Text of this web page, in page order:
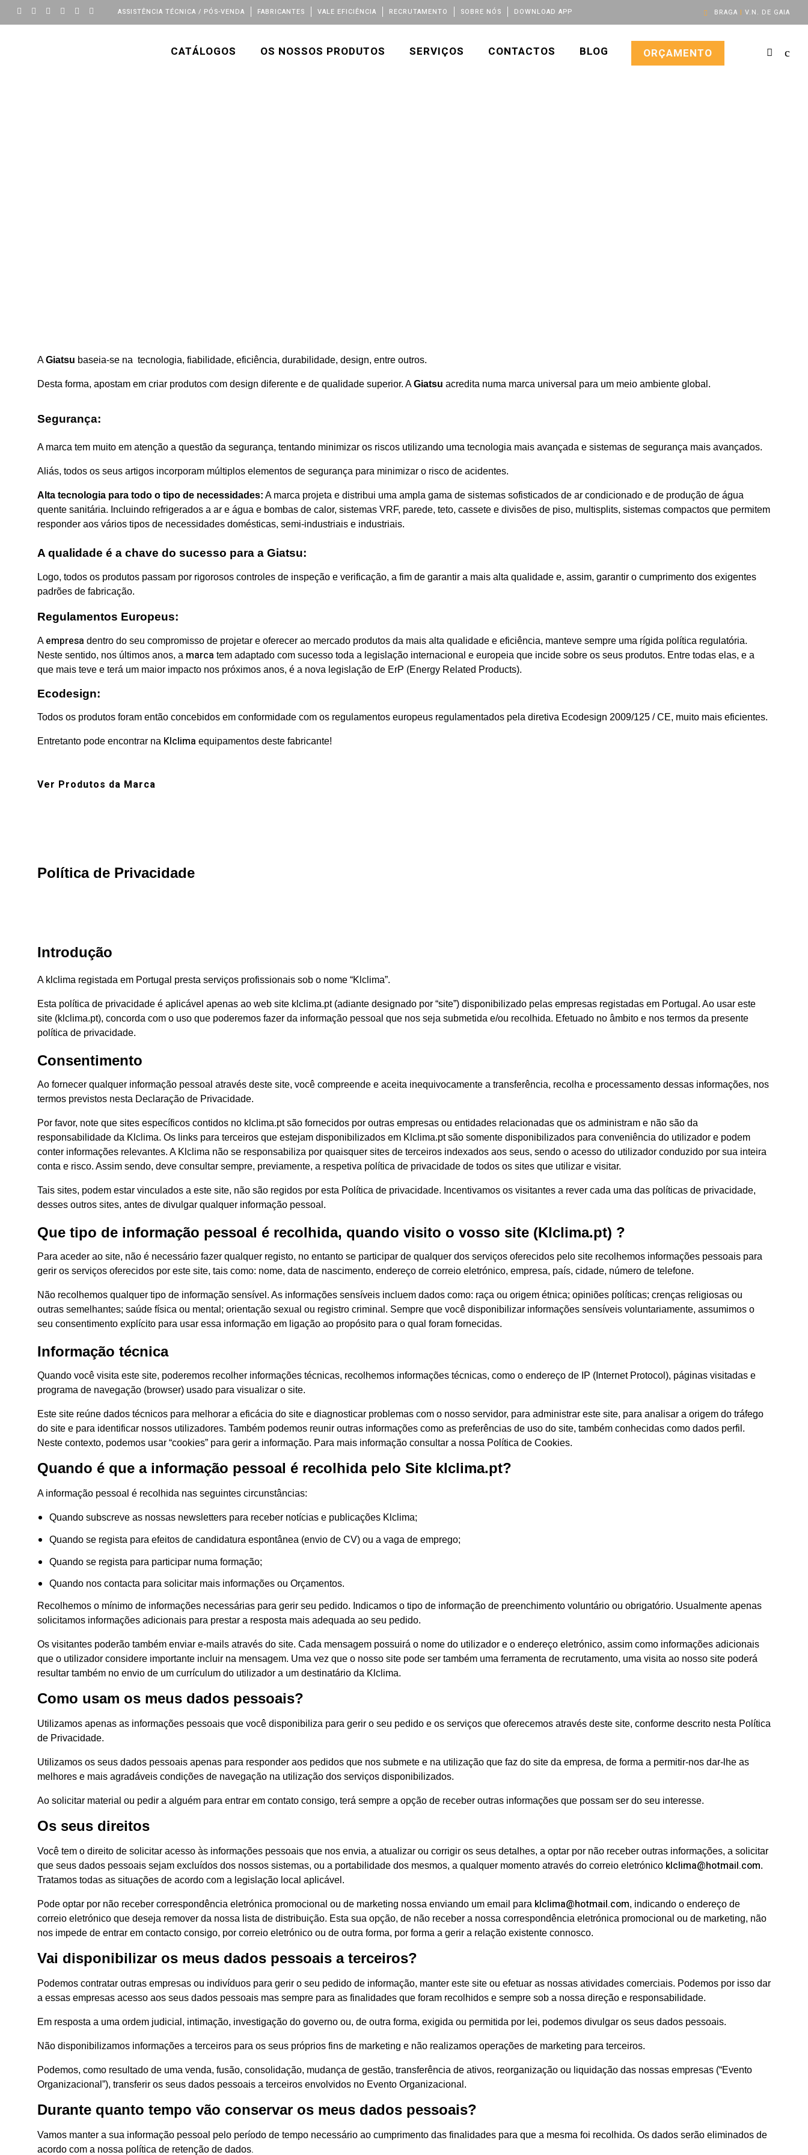
BRAGA | V.N. DE GAIA
ASSISTÊNCIA TÉCNICA / PÓS-VENDA FABRICANTES VALE EFICIÊNCIA RECRUTAMENTO SOBRE NÓS DOWNLOAD APP
CATÁLOGOS OS NOSSOS PRODUTOS SERVIÇOS CONTACTOS BLOG ORÇAMENTO
AGiatsu baseia-se na tecnologia, fiabilidade, eficiência, durabilidade, design, entre outros.
Desta forma, apostam em criar produtos com design diferente e de qualidade superior. AGiatsu acredita numa marca universal para um meio ambiente global.
Segurança:
A marca tem muito em atenção a questão da segurança, tentando minimizar os riscos utilizando uma tecnologia mais avançada e sistemas de segurança mais avançados.
Aliás, todos os seus artigos incorporam múltiplos elementos de segurança para minimizar o risco de acidentes.
Alta tecnologia para todo o tipo de necessidades: A marca projeta e distribui uma ampla gama de sistemas sofisticados de ar condicionado e de produção de água
quente sanitária. Incluindo refrigerados a ar e água e bombas de calor, sistemas VRF, parede, teto, cassete e divisões de piso, multisplits, sistemas compactos que permitem
responder aos vários tipos de necessidades domésticas, semi-industriais e industriais.
A qualidade é a chave do sucesso para a Giatsu:
Logo, todos os produtos passam por rigorosos controles de inspeção e verificação, a fim de garantir a mais alta qualidade e, assim, garantir o cumprimento dos exigentes
padrões de fabricação.
Regulamentos Europeus:
A empresa dentro do seu compromisso de projetar e oferecer ao mercado produtos da mais alta qualidade e eficiência, manteve sempre uma rígida política regulatória.
Neste sentido, nos últimos anos, a marca tem adaptado com sucesso toda a legislação internacional e europeia que incide sobre os seus produtos. Entre todas elas, e a
que mais teve e terá um maior impacto nos próximos anos, é a nova legislação de ErP (Energy Related Products).
Ecodesign:
Todos os produtos foram então concebidos em conformidade com os regulamentos europeus regulamentados pela diretiva Ecodesign 2009/125 / CE, muito mais eficientes.
Entretanto pode encontrar na Klclima equipamentos deste fabricante!
Ver Produtos da Marca
Política de Privacidade
Introdução
A klclima registada em Portugal presta serviços profissionais sob o nome “Klclima”.
Esta política de privacidade é aplicável apenas ao web site klclima.pt (adiante designado por “site”) disponibilizado pelas empresas registadas em Portugal. Ao usar este
site (klclima.pt), concorda com o uso que poderemos fazer da informação pessoal que nos seja submetida e/ou recolhida. Efetuado no âmbito e nos termos da presente
política de privacidade.
Consentimento
Ao fornecer qualquer informação pessoal através deste site, você compreende e aceita inequivocamente a transferência, recolha e processamento dessas informações, nos
termos previstos nesta Declaração de Privacidade.
Por favor, note que sites específicos contidos no klclima.pt são fornecidos por outras empresas ou entidades relacionadas que os administram e não são da
responsabilidade da Klclima. Os links para terceiros que estejam disponibilizados em Klclima.pt são somente disponibilizados para conveniência do utilizador e podem
conter informações relevantes. A Klclima não se responsabiliza por quaisquer sites de terceiros indexados aos seus, sendo o acesso do utilizador conduzido por sua inteira
conta e risco. Assim sendo, deve consultar sempre, previamente, a respetiva política de privacidade de todos os sites que utilizar e visitar.
Tais sites, podem estar vinculados a este site, não são regidos por esta Política de privacidade. Incentivamos os visitantes a rever cada uma das políticas de privacidade,
desses outros sites, antes de divulgar qualquer informação pessoal.
Que tipo de informação pessoal é recolhida, quando visito o vosso site (Klclima.pt) ?
Para aceder ao site, não é necessário fazer qualquer registo, no entanto se participar de qualquer dos serviços oferecidos pelo site recolhemos informações pessoais para
gerir os serviços oferecidos por este site, tais como: nome, data de nascimento, endereço de correio eletrónico, empresa, país, cidade, número de telefone.
Não recolhemos qualquer tipo de informação sensível. As informações sensíveis incluem dados como: raça ou origem étnica; opiniões políticas; crenças religiosas ou
outras semelhantes; saúde física ou mental; orientação sexual ou registro criminal. Sempre que você disponibilizar informações sensíveis voluntariamente, assumimos o
seu consentimento explícito para usar essa informação em ligação ao propósito para o qual foram fornecidas.
Informação técnica
Quando você visita este site, poderemos recolher informações técnicas, recolhemos informações técnicas, como o endereço de IP (Internet Protocol), páginas visitadas e
programa de navegação (browser) usado para visualizar o site.
Este site reúne dados técnicos para melhorar a eficácia do site e diagnosticar problemas com o nosso servidor, para administrar este site, para analisar a origem do tráfego
do site e para identificar nossos utilizadores. Também podemos reunir outras informações como as preferências de uso do site, também conhecidas como dados perfil.
Neste contexto, podemos usar “cookies” para gerir a informação. Para mais informação consultar a nossa Política de Cookies.
Quando é que a informação pessoal é recolhida pelo Site klclima.pt?
A informação pessoal é recolhida nas seguintes circunstâncias:
Quando subscreve as nossas newsletters para receber notícias e publicações Klclima;
Quando se regista para efeitos de candidatura espontânea (envio de CV) ou a vaga de emprego;
Quando se regista para participar numa formação;
Quando nos contacta para solicitar mais informações ou Orçamentos.
Recolhemos o mínimo de informações necessárias para gerir seu pedido. Indicamos o tipo de informação de preenchimento voluntário ou obrigatório. Usualmente apenas
solicitamos informações adicionais para prestar a resposta mais adequada ao seu pedido.
Os visitantes poderão também enviar e-mails através do site. Cada mensagem possuirá o nome do utilizador e o endereço eletrónico, assim como informações adicionais
que o utilizador considere importante incluir na mensagem. Uma vez que o nosso site pode ser também uma ferramenta de recrutamento, uma visita ao nosso site poderá
resultar também no envio de um currículum do utilizador a um destinatário da Klclima.
Como usam os meus dados pessoais?
Utilizamos apenas as informações pessoais que você disponibiliza para gerir o seu pedido e os serviços que oferecemos através deste site, conforme descrito nesta Política
de Privacidade.
Utilizamos os seus dados pessoais apenas para responder aos pedidos que nos submete e na utilização que faz do site da empresa, de forma a permitir-nos dar-lhe as
melhores e mais agradáveis condições de navegação na utilização dos serviços disponibilizados.
Ao solicitar material ou pedir a alguém para entrar em contato consigo, terá sempre a opção de receber outras informações que possam ser do seu interesse.
Os seus direitos
Você tem o direito de solicitar acesso às informações pessoais que nos envia, a atualizar ou corrigir os seus detalhes, a optar por não receber outras informações, a solicitar
que seus dados pessoais sejam excluídos dos nossos sistemas, ou a portabilidade dos mesmos, a qualquer momento através do correio eletrónico klclima@hotmail.com.
Tratamos todas as situações de acordo com a legislação local aplicável.
Pode optar por não receber correspondência eletrónica promocional ou de marketing nossa enviando um email para klclima@hotmail.com, indicando o endereço de
correio eletrónico que deseja remover da nossa lista de distribuição. Esta sua opção, de não receber a nossa correspondência eletrónica promocional ou de marketing, não
nos impede de entrar em contacto consigo, por correio eletrónico ou de outra forma, por forma a gerir a relação existente connosco.
Vai disponibilizar os meus dados pessoais a terceiros?
Podemos contratar outras empresas ou indivíduos para gerir o seu pedido de informação, manter este site ou efetuar as nossas atividades comerciais. Podemos por isso dar
a essas empresas acesso aos seus dados pessoais mas sempre para as finalidades que foram recolhidos e sempre sob a nossa direção e responsabilidade.
Em resposta a uma ordem judicial, intimação, investigação do governo ou, de outra forma, exigida ou permitida por lei, podemos divulgar os seus dados pessoais.
Não disponibilizamos informações a terceiros para os seus próprios fins de marketing e não realizamos operações de marketing para terceiros.
Podemos, como resultado de uma venda, fusão, consolidação, mudança de gestão, transferência de ativos, reorganização ou liquidação das nossas empresas (“Evento
Organizacional”), transferir os seus dados pessoais a terceiros envolvidos no Evento Organizacional.
Durante quanto tempo vão conservar os meus dados pessoais?
Vamos manter a sua informação pessoal pelo período de tempo necessário ao cumprimento das finalidades para que a mesma foi recolhida. Os dados serão eliminados de
acordo com a nossa política de retenção de dados.